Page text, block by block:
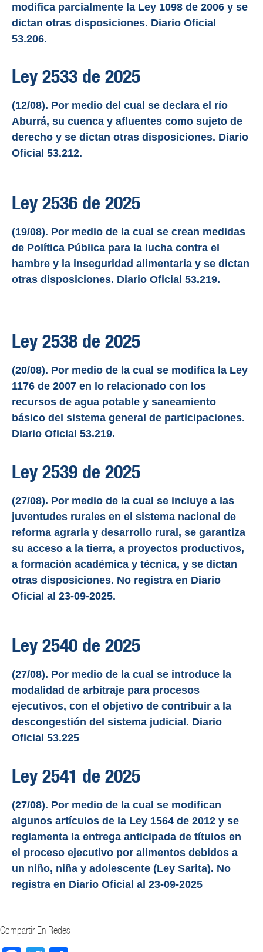
modifica parcialmente la Ley 1098 de 2006 y se
dictan otras disposiciones. Diario Oficial
53.206.
Ley 2533 de 2025
(12/08). Por medio del cual se declara el río
Aburrá, su cuenca y afluentes como sujeto de
derecho y se dictan otras disposiciones. Diario
Oficial 53.212.
Ley 2536 de 2025
(19/08). Por medio de la cual se crean medidas
de Política Pública para la lucha contra el
hambre y la inseguridad alimentaria y se dictan
otras disposiciones. Diario Oficial 53.219.
Ley 2538 de 2025
(20/08). Por medio de la cual se modifica la Ley
1176 de 2007 en lo relacionado con los
recursos de agua potable y saneamiento
básico del sistema general de participaciones.
Diario Oficial 53.219.
Ley 2539 de 2025
(27/08). Por medio de la cual se incluye a las
juventudes rurales en el sistema nacional de
reforma agraria y desarrollo rural, se garantiza
su acceso a la tierra, a proyectos productivos,
a formación académica y técnica, y se dictan
otras disposiciones. No registra en Diario
Oficial al 23-09-2025.
Ley 2540 de 2025
(27/08). Por medio de la cual se introduce la
modalidad de arbitraje para procesos
ejecutivos, con el objetivo de contribuir a la
descongestión del sistema judicial. Diario
Oficial 53.225
Ley 2541 de 2025
(27/08). Por medio de la cual se modifican
algunos artículos de la Ley 1564 de 2012 y se
reglamenta la entrega anticipada de títulos en
el proceso ejecutivo por alimentos debidos a
un niño, niña y adolescente (Ley Sarita). No
registra en Diario Oficial al 23-09-2025
Compartir En Redes